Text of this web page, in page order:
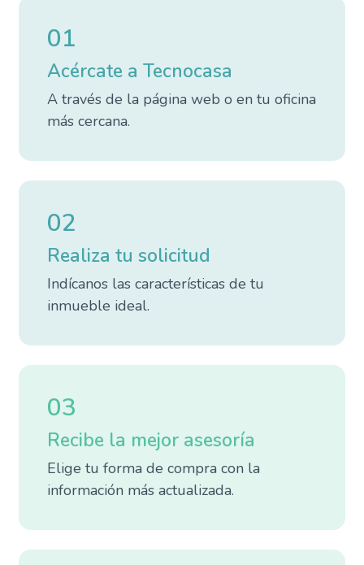
01
Acércate a Tecnocasa
A través de la página web o en tu oficina
más cercana.
02
Realiza tu solicitud
Indícanos las características de tu
inmueble ideal.
03
Recibe la mejor asesoría
Elige tu forma de compra con la
información más actualizada.